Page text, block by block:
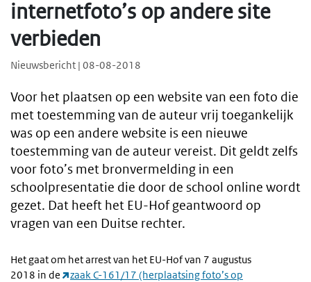
internetfoto’s op andere site
verbieden
Nieuwsbericht | 08-08-2018
Voor het plaatsen op een website van een foto die
met toestemming van de auteur vrij toegankelijk
was op een andere website is een nieuwe
toestemming van de auteur vereist. Dit geldt zelfs
voor foto’s met bronvermelding in een
schoolpresentatie die door de school online wordt
gezet. Dat heeft het EU-Hof geantwoord op
vragen van een Duitse rechter.
Het gaat om het arrest van het EU-Hof van 7 augustus
2018 in de
zaak C-161/17 (herplaatsing foto’s op